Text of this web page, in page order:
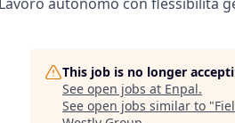
This job is no longer
See open jobs at Enpal.
See open jobs similar to "